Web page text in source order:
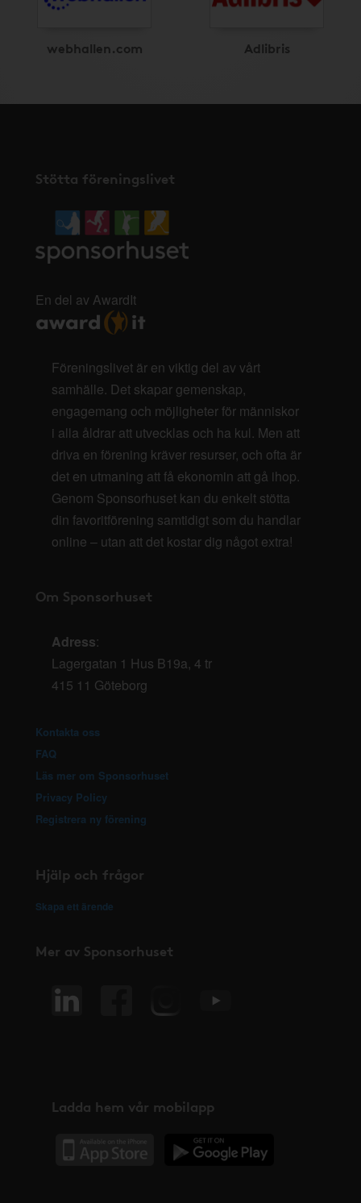
webhallen.com Adlibris
Stötta föreningslivet
En del av AwardIt
Föreningslivet är en viktig del av vårt
samhälle. Det skapar gemenskap,
engagemang och möjligheter för människor
i alla åldrar att utvecklas och ha kul. Men att
driva en förening kräver resurser, och ofta är
det en utmaning att få ekonomin att gå ihop.
Genom Sponsorhuset kan du enkelt stötta
din favoritförening samtidigt som du handlar
online – utan att det kostar dig något extra!
Om Sponsorhuset
Adress:
Lagergatan 1 Hus B19a, 4 tr
415 11 Göteborg
Kontakta oss
FAQ
Läs mer om Sponsorhuset
Privacy Policy
Registrera ny förening
Hjälp och frågor
Skapa ett ärende
Mer av Sponsorhuset
Ladda hem vår mobilapp